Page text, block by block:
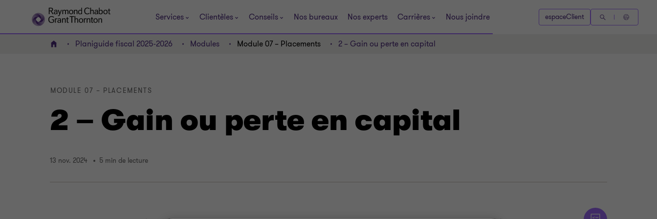
Services Clientèles Conseils Nos bureaux Nos experts Carrières Nous joindre espaceClient
ACCUEILPlaniguide fiscal 2025-2026 Modules Module 07 – Placements 2 – Gain ou perte en capital
2 – Gain ou perte en capital
MODULE 07 – PLACEMENTS
13 nov. 2024 5 min de lecture